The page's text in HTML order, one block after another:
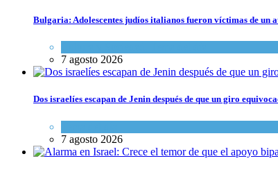
Bulgaria: Adolescentes judíos italianos fueron víctimas de un
7 agosto 2026
Dos israelíes escapan de Jenin después de que un giro
7 agosto 2026